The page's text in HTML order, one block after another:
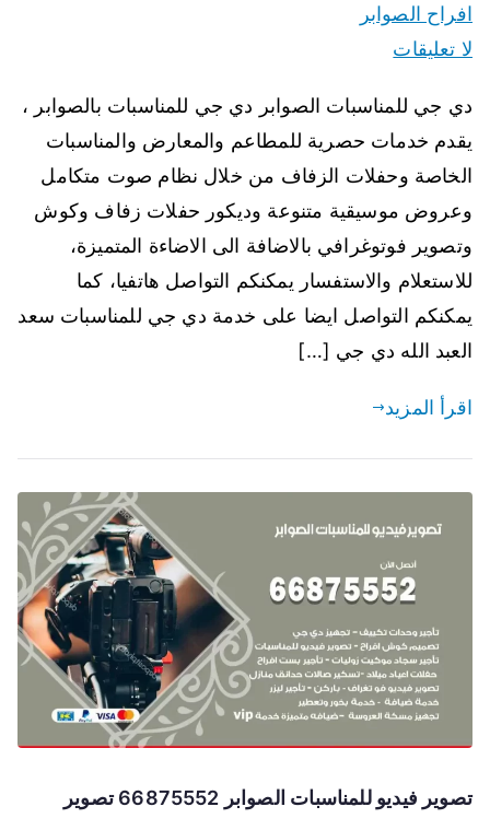
افراح الصوابر
لا تعليقات
دي جي للمناسبات الصوابر دي جي للمناسبات بالصوابر ،
يقدم خدمات حصرية للمطاعم والمعارض والمناسبات
الخاصة وحفلات الزفاف من خلال نظام صوت متكامل
وعروض موسيقية متنوعة وديكور حفلات زفاف وكوش
وتصوير فوتوغرافي بالاضافة الى الاضاءة المتميزة،
للاستعلام والاستفسار يمكنكم التواصل هاتفيا، كما
يمكنكم التواصل ايضا على خدمة دي جي للمناسبات سعد
العبد الله دي جي […]
اقرأ المزيد
تصوير فيديو للمناسبات الصوابر 66875552 تصوير